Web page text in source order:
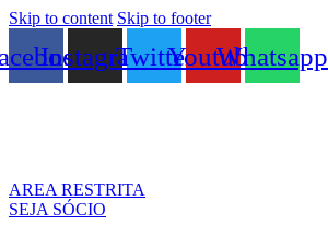
Skip to content Skip to footer
InstagramTwitterYoutubeWhatsapp
AREA RESTRITA
SEJA SÓCIO